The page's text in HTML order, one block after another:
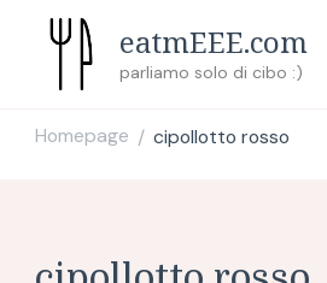
eatmEEE.com
parliamo solo di cibo :)
Homepage / cipollotto rosso